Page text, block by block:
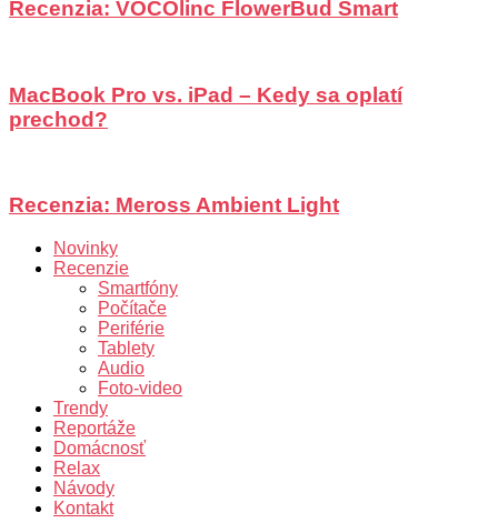
Recenzia: VOCOlinc FlowerBud Smart
MacBook Pro vs. iPad – Kedy sa oplatí
prechod?
Recenzia: Meross Ambient Light
Novinky
Recenzie
Smartfóny
Počítače
Periférie
Tablety
Audio
Foto-video
Trendy
Reportáže
Domácnosť
Relax
Návody
Kontakt